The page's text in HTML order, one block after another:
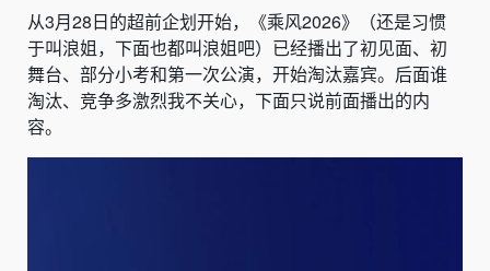
从3月28日的超前企划开始，《乘风2026》（还是习惯
于叫浪姐，下面也都叫浪姐吧）已经播出了初见面、初
舞台、部分小考和第一次公演，开始淘汰嘉宾。后面谁
淘汰、竞争多激烈我不关心，下面只说前面播出的内
容。